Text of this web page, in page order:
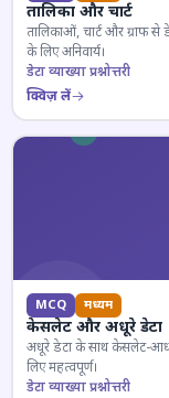
तालिका और चार्ट
तालिकाओं, चार्ट और ग्राफ से
के लिए अनिवार्य।
डेटा व्याख्या प्रश्नोत्तरी
क्विज़ लें
MCQ मध्यम
केसलेट और अधूरे डेटा
अधूरे डेटा के साथ केसलेट-
लिए महत्वपूर्ण।
डेटा व्याख्या प्रश्नोत्तरी